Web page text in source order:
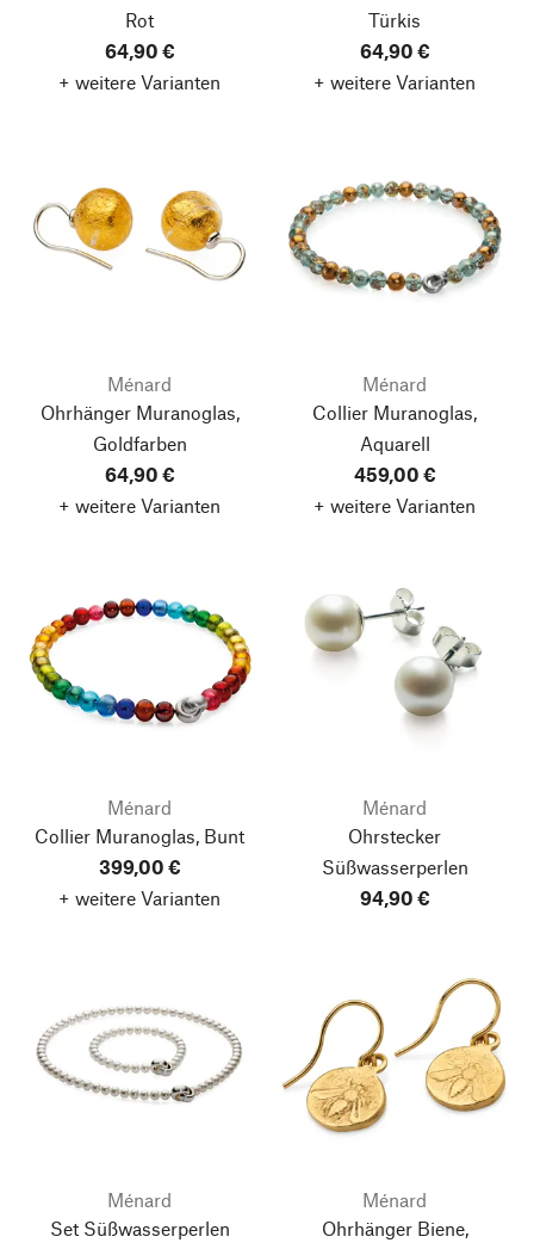
Rot
64,90 €
+ weitere Varianten
Türkis
64,90 €
+ weitere Varianten
Ménard
Ohrhänger Muranoglas,
Goldfarben
64,90 €
+ weitere Varianten
Ménard
Collier Muranoglas,
Aquarell
459,00 €
+ weitere Varianten
Ménard
Collier Muranoglas, Bunt
399,00 €
+ weitere Varianten
Ménard
Ohrstecker
Süßwasserperlen
94,90 €
Ménard
Set Süßwasserperlen
Ménard
Ohrhänger Biene,